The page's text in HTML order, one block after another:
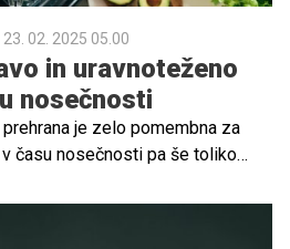
23. 02. 2025 05.00
in uravnoteženo
nosečnosti
je zelo pomembna za
času nosečnosti pa še toliko
rade govorile, da mora
to vsekakor ne drži.